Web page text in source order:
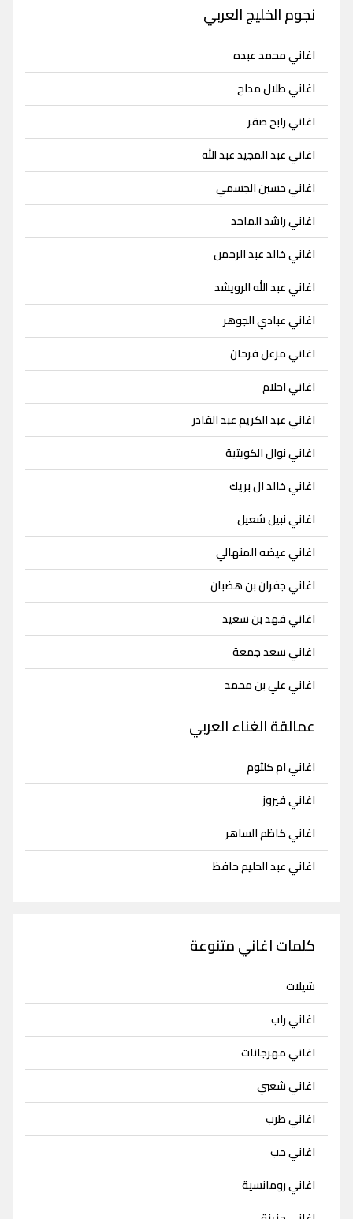
نجوم الخليج العربي
اغاني محمد عبده
اغاني طلال مداح
اغاني رابح صقر
اغاني عبد المجيد عبد الله
اغاني حسين الجسمي
اغاني راشد الماجد
اغاني خالد عبد الرحمن
اغاني عبد الله الرويشد
اغاني عبادي الجوهر
اغاني مزعل فرحان
اغاني احلام
اغاني عبد الكريم عبد القادر
اغاني نوال الكويتية
اغاني خالد ال بريك
اغاني نبيل شعيل
اغاني عيضه المنهالي
اغاني جفران بن هضبان
اغاني فهد بن سعيد
اغاني سعد جمعة
اغاني علي بن محمد
عمالقة الغناء العربي
اغاني ام كلثوم
اغاني فيروز
اغاني كاظم الساهر
اغاني عبد الحليم حافظ
كلمات اغاني متنوعة
شيلات
اغاني راب
اغاني مهرجانات
اغاني شعبي
اغاني طرب
اغاني حب
اغاني رومانسية